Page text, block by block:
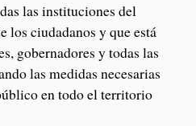
las instituciones del
los ciudadanos y que está
gobernadores y todas las
las medidas necesarias
en todo el territorio